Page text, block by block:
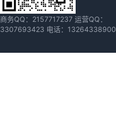
商务QQ： 2157717237 运营QQ：
3307693423 电话： 13264338900